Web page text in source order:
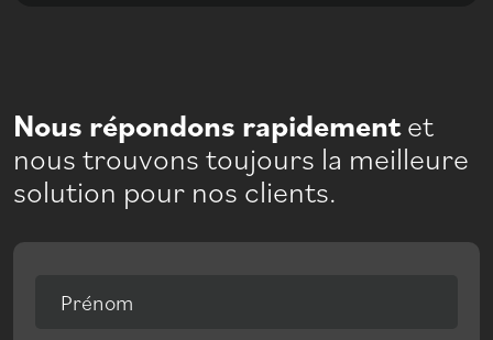
Nous répondons rapidementet
nous trouvons toujours la meilleure
solution pour nos clients.
Prénom